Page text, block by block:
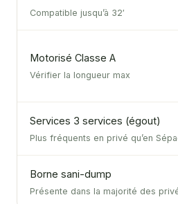
Compatible jusqu’à 32′
Motorisé Classe A
Vérifier la longueur max
Services 3 services (égout)
Plus fréquents en privé qu’en
Borne sani-dump
Présente dans la majorité des